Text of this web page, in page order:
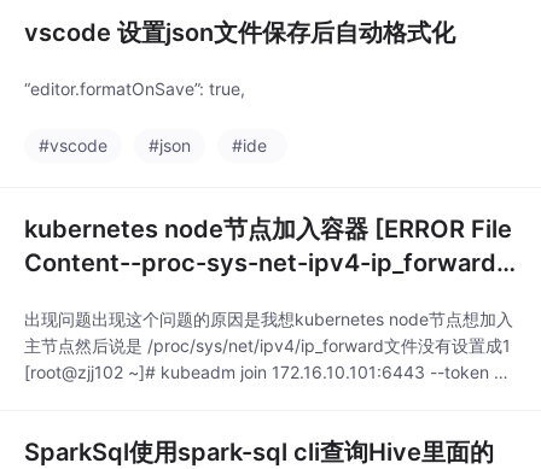
vscode 设置json文件保存后自动格式化
“editor.formatOnSave”: true,
#vscode #json #ide
kubernetes node节点加入容器 [ERROR File
Content--proc-sys-net-ipv4-ip_forward]:
出现问题出现这个问题的原因是我想kubernetes node节点想加入
主节点然后说是 /proc/sys/net/ipv4/ip_forward文件没有设置成1
[root@zjj102 ~]# kubeadm join 172.16.10.101:6443 --token qn
SparkSql使用spark-sql cli查询Hive里面的